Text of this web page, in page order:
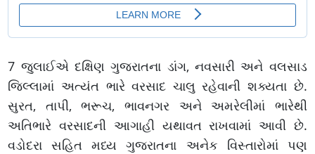
7 જુલાઈએ દક્ષિણ ગુજરાતના ડાંગ, નવસારી અને વલસાડ
જિલ્લામાં અત્યંત ભારે વરસાદ ચાલુ રહેવાની શક્યતા છે.
સુરત, તાપી, ભરૂચ, ભાવનગર અને અમરેલીમાં ભારેથી
અતિભારે વરસાદની આગાહી યથાવત રાખવામાં આવી છે.
વડોદરા સહિત મધ્ય ગુજરાતના અનેક વિસ્તારોમાં પણ